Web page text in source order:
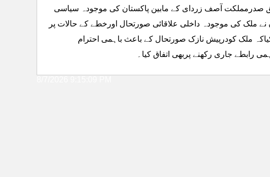
صدرمملکت آصف زردای کے مابین پاکستان کی موجودہ سیاسی
نے ملک کی موجودہ داخلی علاقائی صورتحال اورخطے کے حالات پر
ملک کودرپیش نازک صورتحال کے باعث باہمی احترام
رابطے جاری رکھنے پربھی اتفاق کیا۔